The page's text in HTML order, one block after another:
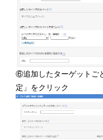
⑥追加したターゲットご
定」をクリック